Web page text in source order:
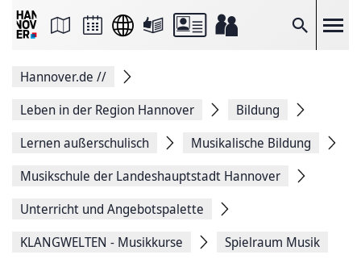
Suche
Seite
Facebook
teilen
Seitenlink
Seite
Hannover.de //
Leben in der Region Hannover
Bildung
Lernen außerschulisch
Musikalische Bildung
Musikschule der Landeshauptstadt Hannover
Unterricht und Angebotspalette
KLANGWELTEN - Musikkurse
Spielraum Musik